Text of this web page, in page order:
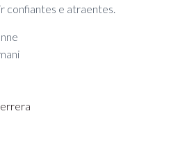
confiantes e atraentes.